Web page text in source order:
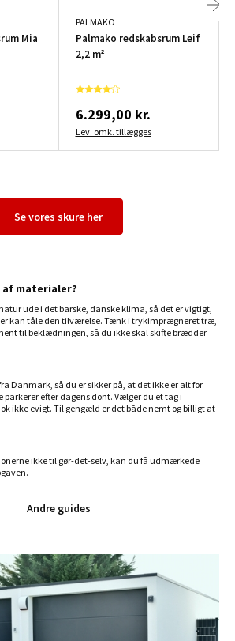
Mia
PALMAKO
Palmako redskabsrum Leif
2,2 m²
6.299,00 kr.
Lev. omk. tillægges
Se vores skure her
af materialer?
ude i det barske, danske klima, så det er vigtigt,
kan tåle den tilværelse. Tænk i trykimprægneret træ,
til beklædningen, så du ikke skal skifte brædder
Danmark, så du er sikker på, at det ikke er alt for
parkerer efter dagens dont. Vælger du et tag i
ikke evigt. Til gengæld er det både nemt og billigt at
ikke til gør-det-selv, kan du få udmærkede
Andre guides